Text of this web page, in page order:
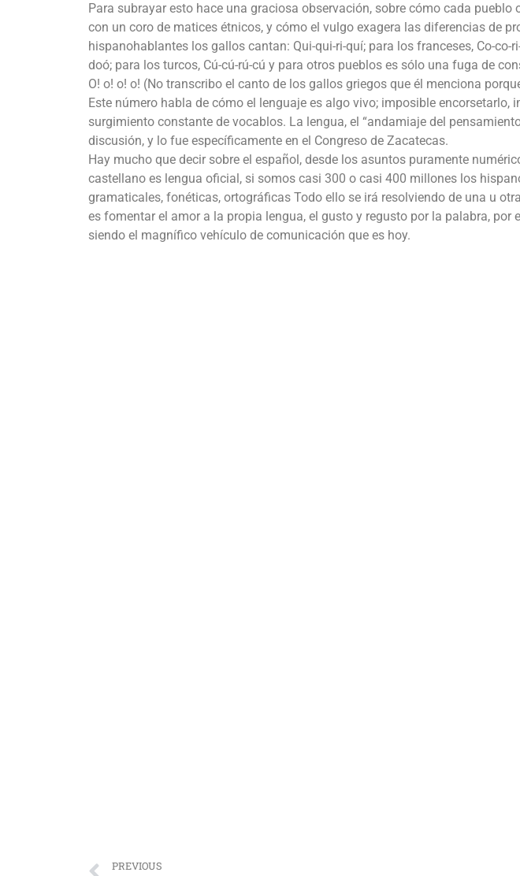
Para subrayar esto hace una graciosa observación, sobre cómo cada
con un coro de matices étnicos, y cómo el vulgo exagera las diferencias de
hispanohablantes los gallos cantan: Qui-qui-ri-quí; para los franceses, Co-co-
doó; para los turcos, Cú-cú-rú-cú y para otros pueblos es sólo una fuga de
O! o! o! o! (No transcribo el canto de los gallos griegos que él menciona
Este número habla de cómo el lenguaje es algo vivo; imposible encorsetarlo,
surgimiento constante de vocablos. La lengua, el “andamiaje del
discusión, y lo fue específicamente en el Congreso de Zacatecas.
Hay mucho que decir sobre el español, desde los asuntos puramente
castellano es lengua oficial, si somos casi 300 o casi 400 millones los
gramaticales, fonéticas, ortográficas Todo ello se irá resolviendo de una u
es fomentar el amor a la propia lengua, el gusto y regusto por la palabra, por
siendo el magnífico vehículo de comunicación que es hoy.
PREVIOUS